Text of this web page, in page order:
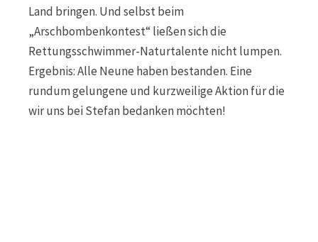
Land bringen. Und selbst beim
„Arschbombenkontest“ ließen sich die
Rettungsschwimmer-Naturtalente nicht lumpen.
Ergebnis: Alle Neune haben bestanden. Eine
rundum gelungene und kurzweilige Aktion für die
wir uns bei Stefan bedanken möchten!